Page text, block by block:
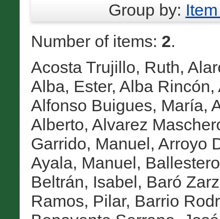
Group by:
Number of items: 2.
Acosta Trujillo, Ruth,
Alba, Ester, Alba Rincón,
Alfonso Buigues, María,
Alberto, Alvarez
Garrido, Manuel, Arroyo
Ayala, Manuel,
Beltrán, Isabel, Baró
Ramos, Pilar, Barrio